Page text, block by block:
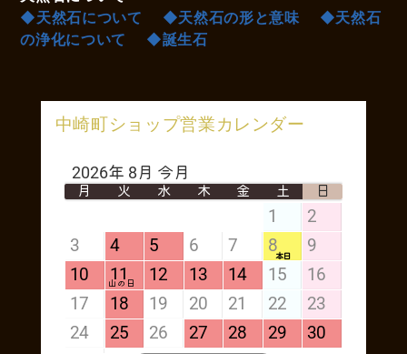
◆天然石について
◆天然石の形と意味
◆天然石
の浄化について
◆誕生石
中崎町ショップ営業カレンダー